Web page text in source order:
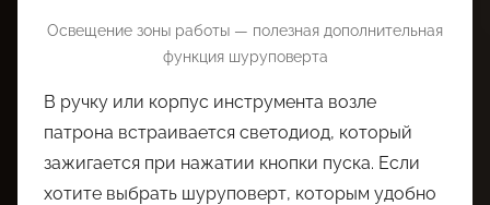
Освещение зоны работы — полезная дополнительная
функция шуруповерта
В ручку или корпус инструмента возле
патрона встраивается светодиод, который
зажигается при нажатии кнопки пуска. Если
хотите выбрать шуруповерт, которым удобно